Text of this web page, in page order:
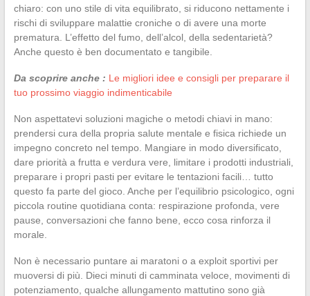
chiaro: con uno stile di vita equilibrato, si riducono nettamente i
rischi di sviluppare malattie croniche o di avere una morte
prematura. L’effetto del fumo, dell’alcol, della sedentarietà?
Anche questo è ben documentato e tangibile.
Da scoprire anche : Le migliori idee e consigli per preparare il
tuo prossimo viaggio indimenticabile
Non aspettatevi soluzioni magiche o metodi chiavi in mano:
prendersi cura della propria salute mentale e fisica richiede un
impegno concreto nel tempo. Mangiare in modo diversificato,
dare priorità a frutta e verdura vere, limitare i prodotti industriali,
preparare i propri pasti per evitare le tentazioni facili… tutto
questo fa parte del gioco. Anche per l’equilibrio psicologico, ogni
piccola routine quotidiana conta: respirazione profonda, vere
pause, conversazioni che fanno bene, ecco cosa rinforza il
morale.
Non è necessario puntare ai maratoni o a exploit sportivi per
muoversi di più. Dieci minuti di camminata veloce, movimenti di
potenziamento, qualche allungamento mattutino sono già